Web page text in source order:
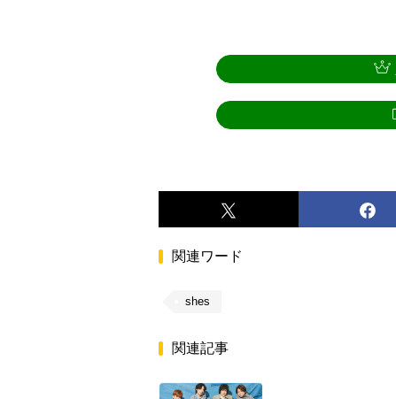
関連ワード
shes
関連記事